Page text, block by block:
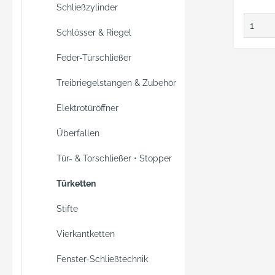
Schließzylinder
Schlösser & Riegel
Feder-Türschließer
Treibriegelstangen & Zubehör
Elektrotüröffner
Überfallen
Tür- & Torschließer • Stopper
Türketten
Stifte
Vierkantketten
Fenster-Schließtechnik
Ihre